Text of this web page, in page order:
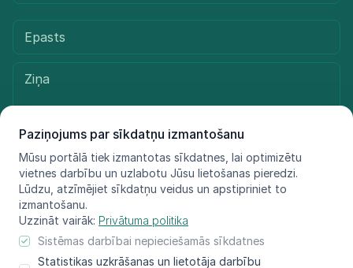
Paziņojums par sīkdatņu izmantošanu
Mūsu portālā tiek izmantotas sīkdatnes, lai optimizētu
vietnes darbību un uzlabotu Jūsu lietošanas pieredzi.
Lūdzu, atzīmējiet sīkdatņu veidus un apstipriniet to
izmantošanu.
Uzzināt vairāk: Privātuma politika
Sistēmas darbībai nepieciešamās sīkdatnes
Statistikas uzkrāšanas un lietotāja darbību
Sūtīt ziņu
© LIFE FOR SPECIES, 2021 - 2025
Informācija atspoguļo tikai projekta LIFE FOR SPECIES īstenotāju